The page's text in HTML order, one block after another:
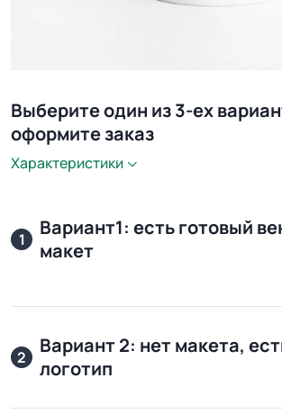
Выберите один из 3-ех
оформите заказ
Характеристики
1
Вариант1: есть готовый
макет
2
Вариант 2: нет макета,
логотип